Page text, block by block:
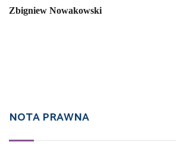
Zbigniew Nowakowski
NOTA PRAWNA